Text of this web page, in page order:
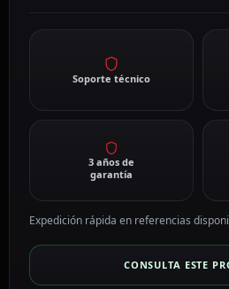
Soporte técnico
3 años de
garantía
Expedición rápida en referencias
CONSULTA ESTE